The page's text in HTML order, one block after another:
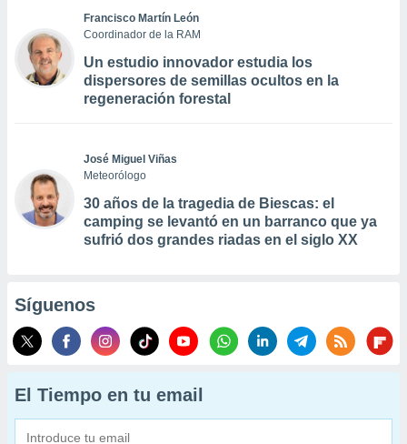
Francisco Martín León
Coordinador de la RAM
Un estudio innovador estudia los
dispersores de semillas ocultos en la
regeneración forestal
José Miguel Viñas
Meteorólogo
30 años de la tragedia de Biescas: el
camping se levantó en un barranco que ya
sufrió dos grandes riadas en el siglo XX
Síguenos
El Tiempo en tu email